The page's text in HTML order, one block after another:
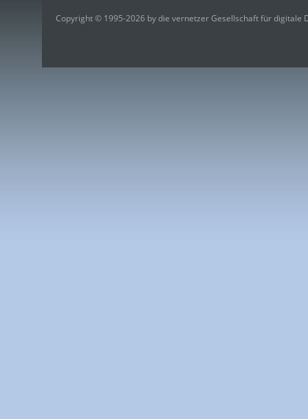
Copyright © 1995-2026 by die vernetzer Gesellschaft für digitale